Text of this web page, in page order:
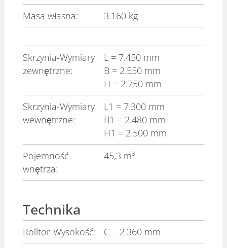
Masa własna:
3.160 kg
Skrzynia-Wymiary
zewnętrzne:
L = 7.450 mm
B = 2.550 mm
H = 2.750 mm
Skrzynia-Wymiary
wewnętrzne:
L1 = 7.300 mm
B1 = 2.480 mm
H1 = 2.500 mm
Pojemność
wnętrza:
45,3 m³
Technika
Rolltor-Wysokość: C = 2.360 mm